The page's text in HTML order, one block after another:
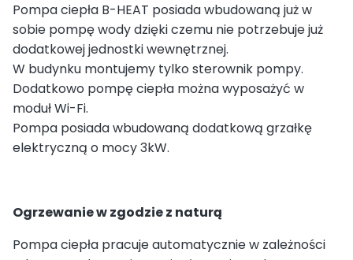
Pompa ciepła B-HEAT posiada wbudowaną już w
sobie pompę wody dzięki czemu nie potrzebuje już
dodatkowej jednostki wewnętrznej.
W budynku montujemy tylko sterownik pompy.
Dodatkowo pompę ciepła można wyposażyć w
moduł Wi-Fi.
Pompa posiada wbudowaną dodatkową grzałkę
elektryczną o mocy 3kW.
Ogrzewanie w zgodzie z naturą
Pompa ciepła pracuje automatycznie w zależności